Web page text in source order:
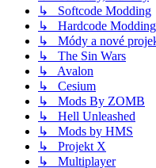
↳ Softcode Modding
↳ Hardcode Modding
↳ Módy a nové
↳ The Sin Wars
↳ Avalon
↳ Cesium
↳ Mods By ZOMB
↳ Hell Unleashed
↳ Mods by HMS
↳ Projekt X
↳ Multiplayer